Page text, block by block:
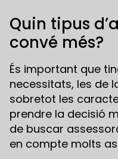
Quin tipus
convé més?
És important que
necessitats, les de
sobretot les
prendre la decisió
de buscar
en compte molts